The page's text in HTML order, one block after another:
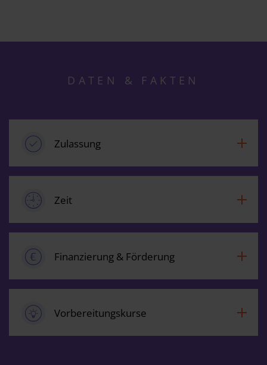
DATEN & FAKTEN
Zulassung
Zeit
Finanzierung & Förderung
Vorbereitungskurse